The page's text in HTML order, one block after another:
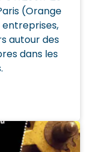
(Orange
autour des
dans les